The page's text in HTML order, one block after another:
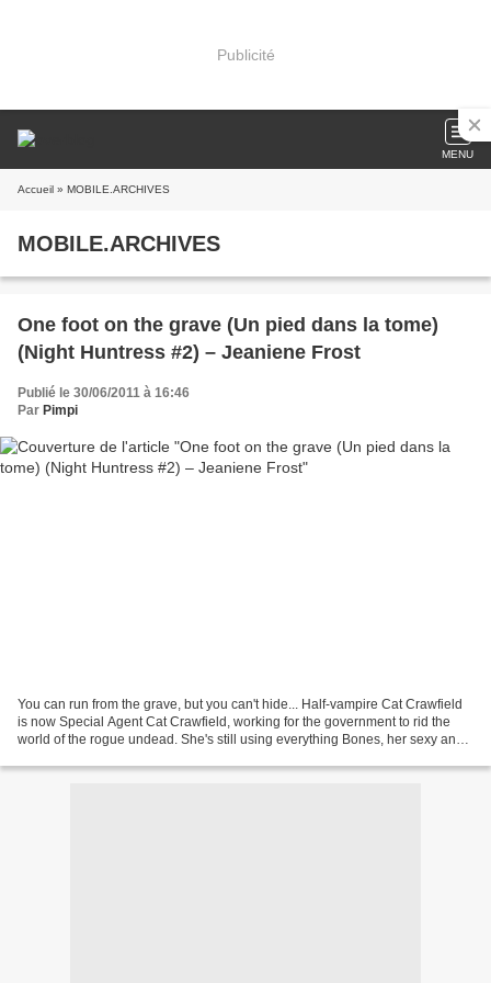
Publicité
MENU
Accueil » MOBILE.ARCHIVES
MOBILE.ARCHIVES
One foot on the grave (Un pied dans la tome)
(Night Huntress #2) – Jeaniene Frost
Publié le 30/06/2011 à 16:46
Par Pimpi
You can run from the grave, but you can't hide... Half-vampire Cat Crawfield
is now Special Agent Cat Crawfield, working for the government to rid the
world of the rogue undead. She's still using everything Bones, her sexy and